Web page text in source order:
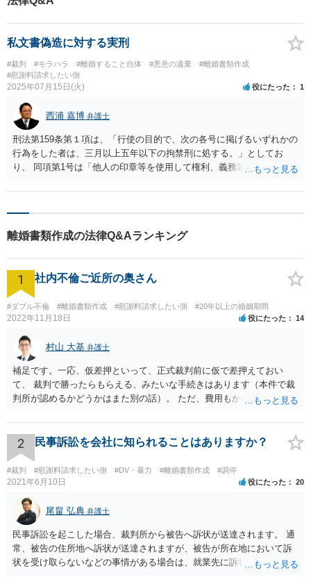
私文書偽造に対する実刑
#裁判 #モラハラ #離婚すること自体 #悪意の遺棄
#離婚書類作成
#慰謝料請求したい側
2025年07月15日(火) 役にたった 1
西浦 嘉博 弁護士
刑法第159条第１項は、「行使の目的で、次の各号に掲げるいずれかの
行為をした者は、三月以上五年以下の拘禁刑に処する。」としてお
り、 同項第1号は「他人の印章等を使用して権利、義務若しくは事実
権利、義務若しくは事実証明に関する文書等を偽造する行為」と規定
偽造し、若しくは変造し、又は虚偽の記載若しくは記録をした者と同
得ます。 加えて、相手方が実際にその偽造した離婚届を役所に提出し
ていた場合は、偽造有印私文書行使罪が成立する可能性があります。
実際に同種の容疑で逮捕されている事案も下記の様に報道されていま
す。 https://newsdig.tbs.co.jp/articles/-/2013682?display=1 上記、ご参
考ください。
離婚書類作成の法律Q&Aランキング
1 社内不倫ご近所の奥さん
#ダブル不倫 #離婚書類作成 #慰謝料請求したい側 #20年以上の婚姻期間
2022年11月18日 役にたった 14
村山 大基 弁護士
補足です。一応、仮差押といって、正式裁判前に仮で差押えておい
て、 裁判で勝ったらもらえる、みたいな手続きはあります（本件で裁
判所が認めるかどうかはまた別の話）。 ただ、費用もかかりますし、
のであれば、 面談相談に行って詳しく話を聞いてみましょう。
2 民事訴訟を会社に知られることはありますか？
#裁判 #慰謝料請求したい側 #DV・暴力 #離婚書類作成 #調停
2021年6月10日 役にたった 20
尾畠 弘典 弁護士
民事訴訟を起こした場合、裁判所から被告へ訴状が送達されます。 通
常、被告の住所地へ訴状が送達されますが、被告が所在地において訴
状を受け取らないなどの事情がある場合は、就業先に訴状が送達され